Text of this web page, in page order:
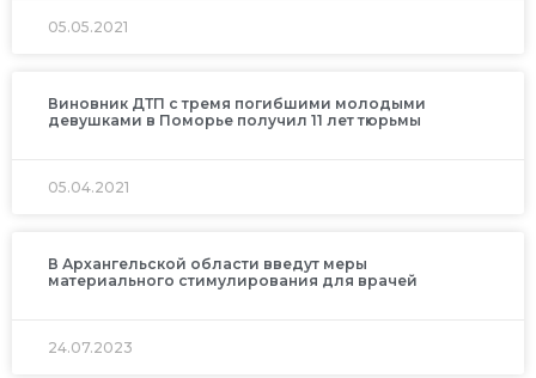
05.05.2021
Виновник ДТП с тремя погибшими молодыми
девушками в Поморье получил 11 лет тюрьмы
05.04.2021
В Архангельской области введут меры
материального стимулирования для врачей
24.07.2023